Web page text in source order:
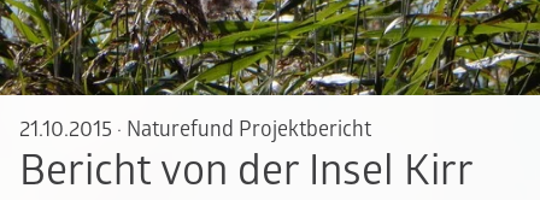
21.10.2015 · Naturefund Projektbericht
Bericht von der Insel Kirr